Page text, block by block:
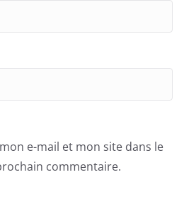
e-mail et mon site dans le
commentaire.